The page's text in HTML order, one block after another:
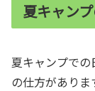
夏キャン
夏キャンプで
の仕方がありま